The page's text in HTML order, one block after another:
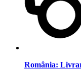
România: